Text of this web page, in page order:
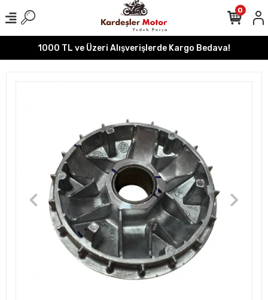
1000 TL ve Üzeri Alışverişlerde Kargo Bedava!
0